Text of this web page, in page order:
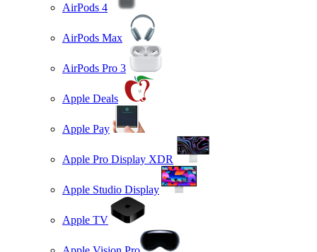
AirPods 4
AirPods Max
AirPods Pro 3
Apple Deals
Apple Pay
Apple Pro Display XDR
Apple Studio Display
Apple TV